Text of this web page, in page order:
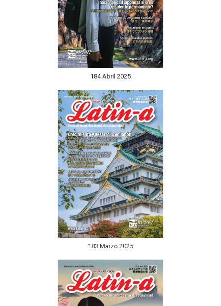
184 Abril 2025
183 Marzo 2025